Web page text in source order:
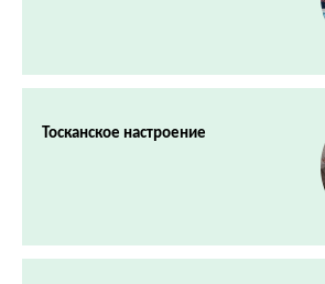
Тосканское настроение